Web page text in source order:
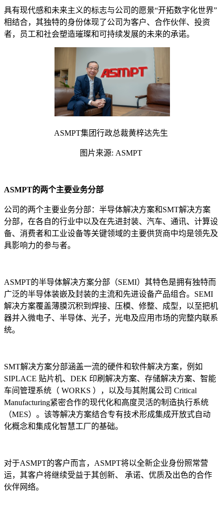
具有现代感和未来主义的标志与公司的愿景“开拓数字化世界”
相结合，其独特的⾝份体现了公司为客⼾、合作伙伴、投资
者，员⼯和社会塑造璀璨和可持续发展的未来的承诺。
ASMPT集团⾏政总裁⻩梓达先⽣
图片来源: ASMPT
ASMPT的两个主要业务分部
公司的两个主要业务分部：半导体解决⽅案和SMT解决⽅案
分部，在各⾃的⾏业中以及在先进封装、汽车、通讯、计算设
备、消费者和⼯业设备等关键领域的主要供货商中均是领先及
具影响⼒的参与者。
ASMPT的半导体解决⽅案分部（SEMI）其特⾊是拥有独特⽽
广泛的半导体装嵌及封装的主流和先进设备产品组合。SEMI
解决⽅案覆盖薄膜沉积到焊接、压模、修整、成型，以⾄把机
器并⼊微电⼦、半导体、光⼦，光电及应⽤市场的完整内联系
统。
SMT解决⽅案分部涵盖⼀流的硬件和软件解决⽅案，例如
SIPLACE 贴片机、DEK 印刷解决⽅案、存储解决⽅案、智能
车间管理系统（ WORKS ），以及与其附属公司 Critical
Manufacturing紧密合作的现代化和⾼度灵活的制造执⾏系统
（MES）。该等解决⽅案结合专有技术形成集成开放式⾃动
化概念和集成化智慧⼯厂的基础。
对于ASMPT的客⼾⽽⾔，ASMPT将以全新企业⾝份照常营
运，其客⼾将继续受益于其创新、 承诺、优质及出⾊的合作
伙伴网络。